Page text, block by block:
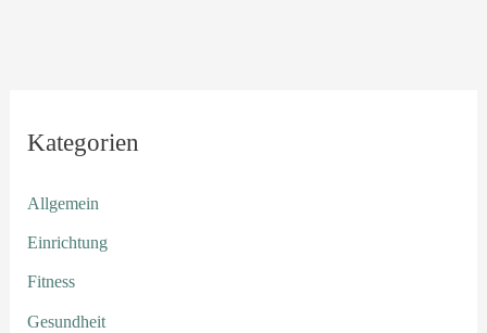
Kategorien
Allgemein
Einrichtung
Fitness
Gesundheit